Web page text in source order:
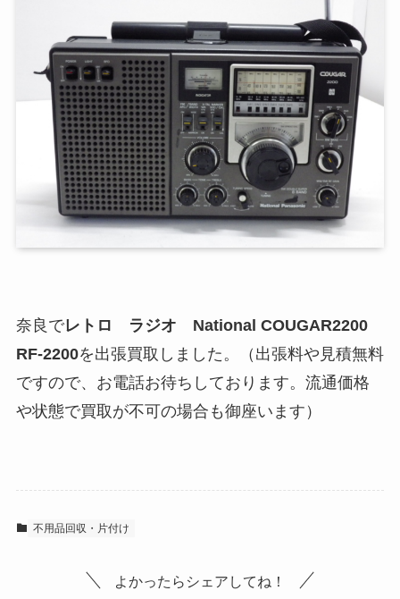
奈良でレトロ ラジオ National COUGAR2200
RF-2200を出張買取しました。（出張料や見積無料
ですので、お電話お待ちしております。流通価格
や状態で買取が不可の場合も御座います）
不用品回収・片付け
よかったらシェアしてね！